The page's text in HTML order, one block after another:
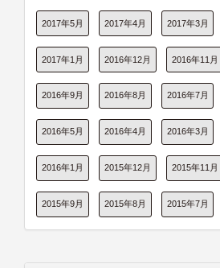
2017年5月 2017年4月 2017年3月
2017年1月 2016年12月 2016年11月
2016年9月 2016年8月 2016年7月
2016年5月 2016年4月 2016年3月
2016年1月 2015年12月 2015年11月
2015年9月 2015年8月 2015年7月